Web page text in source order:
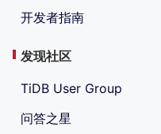
开发者指南
发现社区
TiDB User Group
问答之星